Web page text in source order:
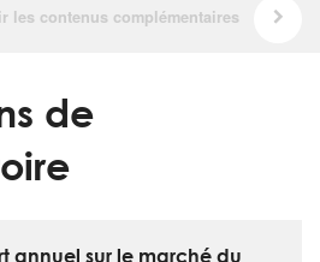
de
annuel sur le marché du